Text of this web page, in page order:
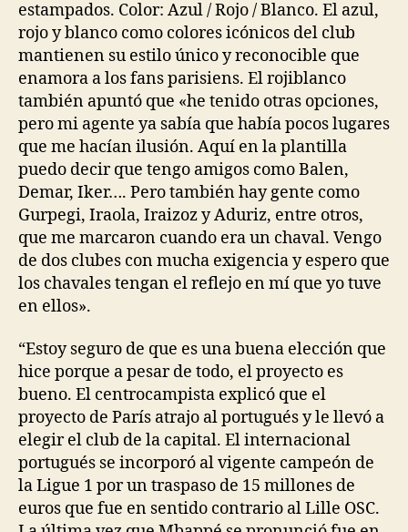
estampados. Color: Azul / Rojo / Blanco. El azul,
rojo y blanco como colores icónicos del club
mantienen su estilo único y reconocible que
enamora a los fans parisiens. El rojiblanco
también apuntó que «he tenido otras opciones,
pero mi agente ya sabía que había pocos lugares
que me hacían ilusión. Aquí en la plantilla
puedo decir que tengo amigos como Balen,
Demar, Iker…. Pero también hay gente como
Gurpegi, Iraola, Iraizoz y Aduriz, entre otros,
que me marcaron cuando era un chaval. Vengo
de dos clubes con mucha exigencia y espero que
los chavales tengan el reflejo en mí que yo tuve
en ellos».
“Estoy seguro de que es una buena elección que
hice porque a pesar de todo, el proyecto es
bueno. El centrocampista explicó que el
proyecto de París atrajo al portugués y le llevó a
elegir el club de la capital. El internacional
portugués se incorporó al vigente campeón de
la Ligue 1 por un traspaso de 15 millones de
euros que fue en sentido contrario al Lille OSC.